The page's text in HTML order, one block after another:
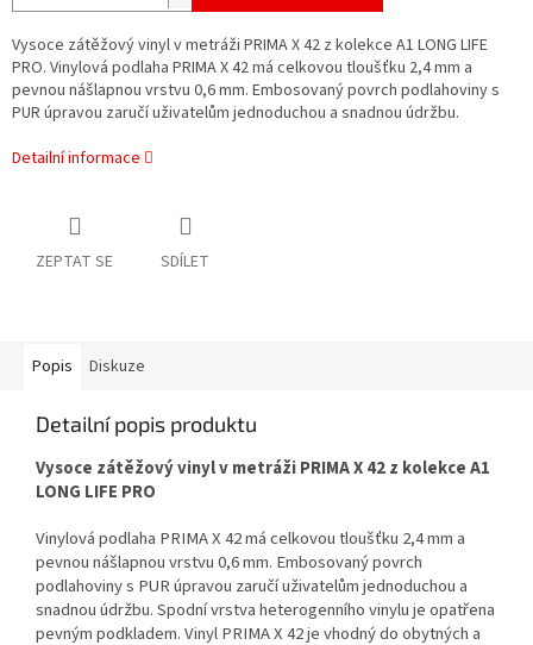
Vysoce zátěžový vinyl v metráži PRIMA X 42 z kolekce A1 LONG LIFE
PRO. Vinylová podlaha PRIMA X 42 má celkovou tloušťku 2,4 mm a
pevnou nášlapnou vrstvu 0,6 mm. Embosovaný povrch podlahoviny s
PUR úpravou zaručí uživatelům jednoduchou a snadnou údržbu.
Detailní informace
ZEPTAT SE SDÍLET
Popis Diskuze
Detailní popis produktu
Vysoce zátěžový vinyl v metráži PRIMA X 42 z kolekce A1
LONG LIFE PRO
Vinylová podlaha PRIMA X 42 má celkovou tloušťku 2,4 mm a
pevnou nášlapnou vrstvu 0,6 mm. Embosovaný povrch
podlahoviny s PUR úpravou zaručí uživatelům jednoduchou a
snadnou údržbu. Spodní vrstva heterogenního vinylu je opatřena
pevným podkladem. Vinyl PRIMA X 42 je vhodný do obytných a